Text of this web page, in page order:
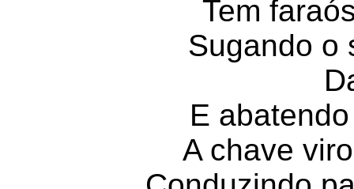
Tem
Sugando o
E
A chave